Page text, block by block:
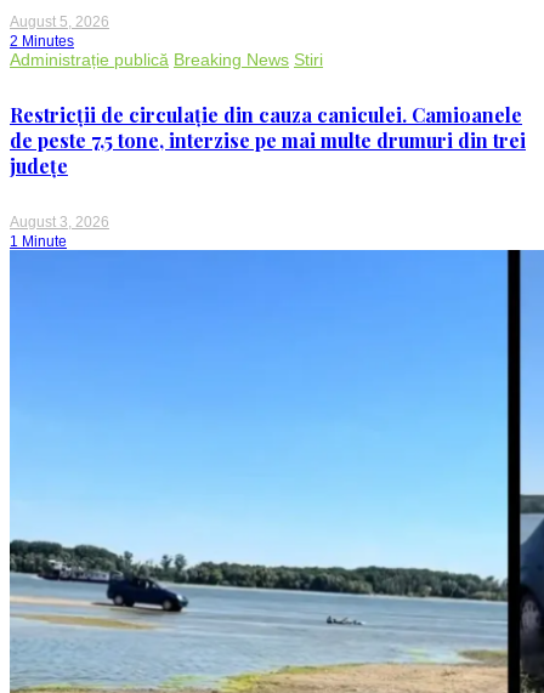
August 5, 2026
2 Minutes
Administrație publică Breaking News Stiri
Restricții de circulație din cauza caniculei. Camioanele
de peste 7,5 tone, interzise pe mai multe drumuri din trei
județe
August 3, 2026
1 Minute